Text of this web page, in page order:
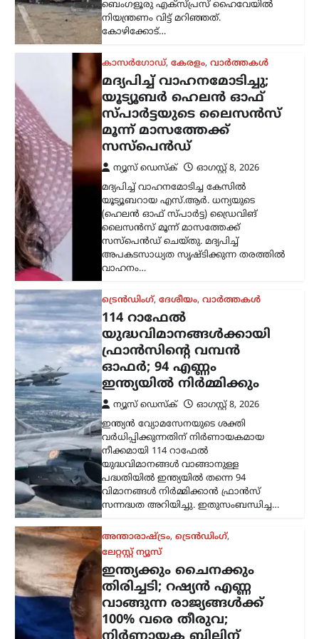
ബെംഗളൂരു എക്സ്പ്രസ് ഹൈവേയിൽ
നിയന്ത്രണം വിട്ട് മറിഞ്ഞത്.
കോഴിക്കോട്…
കാസർഗോഡ്, കേരളം, വാർത്തകൾ
മദ്യപിച്ച് വാഹനമോടിച്ചു;
യൂട്യൂബർ ഹെലൻ ഓഫ്
സ്പാർട്ടയുടെ ലൈസൻസ്
മൂന്ന് മാസത്തേക്ക്
സസ്‌പെൻഡ്
ന്യൂസ് ഡെസ്ക്
ഓഗസ്റ്റ്‌ 8, 2026
മദ്യപിച്ച് വാഹനമോടിച്ച കേസിൽ
യൂട്യൂബറായ എസ്.ആർ. ധന്യയുടെ
(ഹെലൻ ഓഫ് സ്പാർട്ട) ഡ്രൈവിങ്
ലൈസൻസ് മൂന്ന് മാസത്തേക്ക്
സസ്‌പെൻഡ് ചെയ്തു. മദ്യപിച്ച്
അപകടസാധ്യത സൃഷ്ടിക്കുന്ന തരത്തിൽ
വാഹനം…
ട്രെൻഡിംഗ്, ദേശീയം, വാർത്തകൾ
114 റാഫേൽ
യുദ്ധവിമാനങ്ങൾക്കായി
ഫ്രാൻസിന്റെ വമ്പൻ
ഓഫർ; 94 എണ്ണം
ഇന്ത്യയിൽ നിർമ്മിക്കും
ന്യൂസ് ഡെസ്ക്
ഓഗസ്റ്റ്‌ 8, 2026
ഇന്ത്യൻ വ്യോമസേനയുടെ ശക്തി
വർധിപ്പിക്കുന്നതിന് നിർണായകമായ
നീക്കമായി 114 റാഫേൽ
യുദ്ധവിമാനങ്ങൾ വാങ്ങാനുള്ള
പദ്ധതിയിൽ ഇന്ത്യയിൽ തന്നെ 94
വിമാനങ്ങൾ നിർമ്മിക്കാൻ ഫ്രാൻസ്
സന്നദ്ധത അറിയിച്ചു. ഇതുസംബന്ധിച്ച…
അന്താരാഷ്ട്രം, ട്രെൻഡിംഗ്,
ലേറ്റസ്റ്റ് ന്യൂസ്
ഇന്ത്യക്കും ചൈനക്കും
തിരിച്ചടി; റഷ്യൻ എണ്ണ
വാങ്ങുന്ന രാജ്യങ്ങൾക്ക്
100% വരെ തീരുവ;